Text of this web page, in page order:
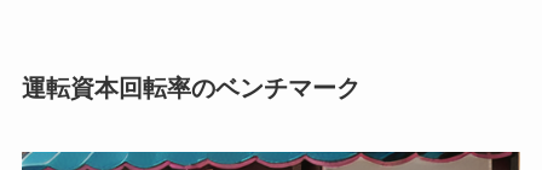
運転資本回転率のベンチマーク